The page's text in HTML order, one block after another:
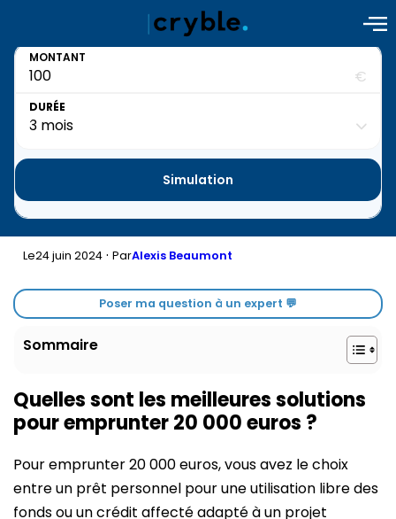
MONTANT
€
DURÉE
Simulation
Le24 juin 2024· ParAlexis Beaumont
Poser ma question à un expert 💬
Sommaire
Quelles sont les meilleures solutions
pour emprunter 20 000 euros ?
Pour emprunter 20 000 euros, vous avez le choix
entre un prêt personnel pour une utilisation libre des
fonds ou un crédit affecté adapté à un projet